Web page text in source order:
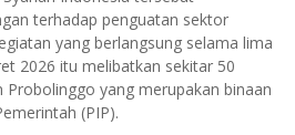
terhadap penguatan sektor
yang berlangsung selama lima
2026 itu melibatkan sekitar 50
Probolinggo yang merupakan binaan
(PIP).